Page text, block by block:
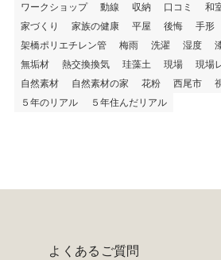
ワークショップ
動線 収納 口コミ 和
家づくり
家族の健康 平屋 後悔 手形
架橋ポリエチレン管
梅雨 洗濯 湿度
無垢材
熱交換換気 珪藻土 現場 現場
自然素材
自然素材の家 花粉 西尾市
５年のリアル
５年住んだリアル
よくあるご質問